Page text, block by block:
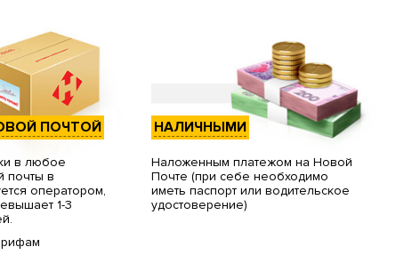
ПОЧТОЙ
в любое
почты в
оператором,
1-3
НАЛИЧНЫМИ
Наложенным платежом на Новой
Почте (при себе необходимо
иметь паспорт или водительское
удостоверение)